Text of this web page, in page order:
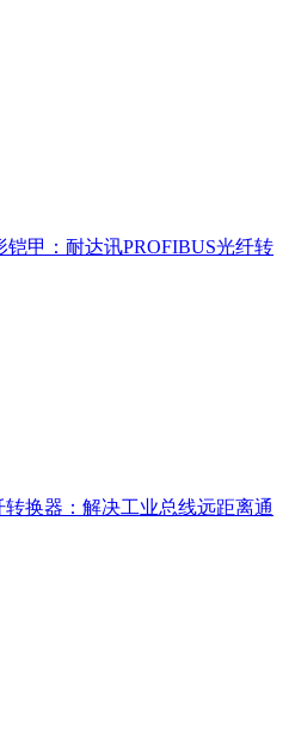
甲：耐达讯PROFIBUS光纤转
换器：解决工业总线远距离通